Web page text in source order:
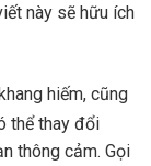
này sẽ hữu ích
hiếm, cũng
thể thay đổi
thông cảm. Gọi